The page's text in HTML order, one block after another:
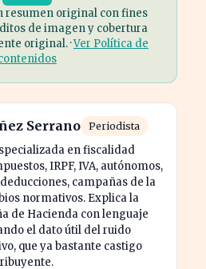
resumen original con fines
de imagen y cobertura
original. ·Ver Política de
Serrano Periodista
en fiscalidad
IRPF, IVA, autónomos,
campañas de la
normativos. Explica la
de Hacienda con lenguaje
el dato útil del ruido
que ya bastante castigo